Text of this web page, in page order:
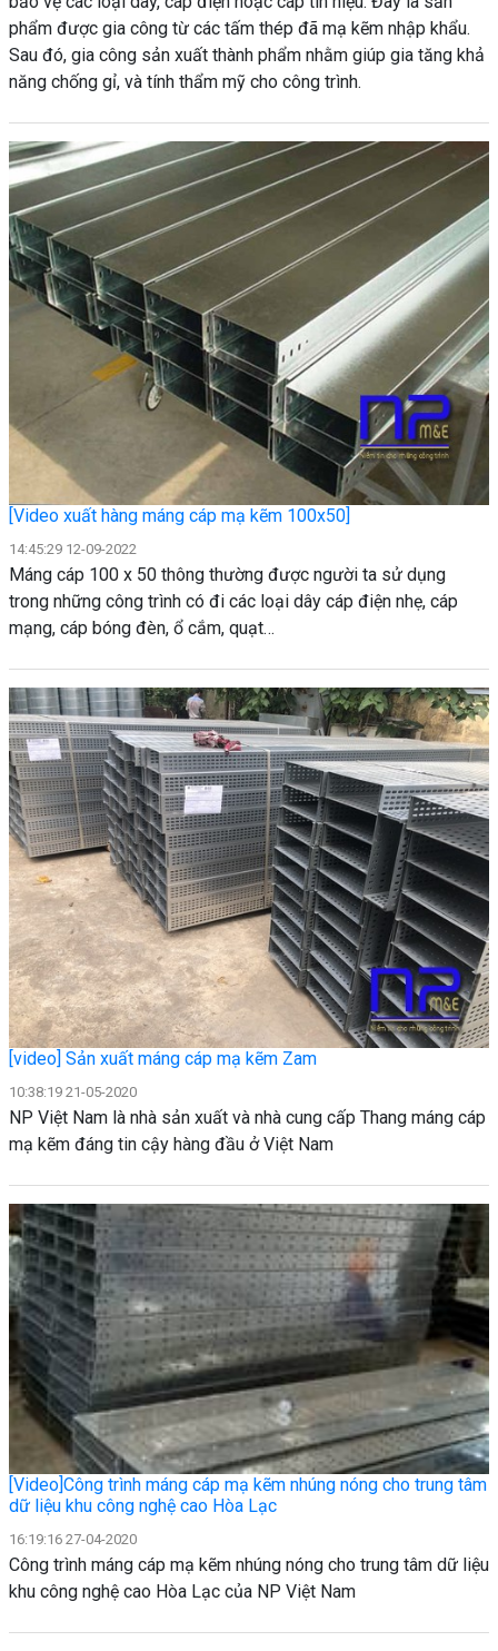
phẩm được gia công từ các tấm thép đã mạ kẽm nhập khẩu.
Sau đó, gia công sản xuất thành phẩm nhằm giúp gia tăng khả
năng chống gỉ, và tính thẩm mỹ cho công trình.
[Video xuất hàng máng cáp mạ kẽm 100x50]
14:45:29 12-09-2022
Máng cáp 100 x 50 thông thường được người ta sử dụng
trong những công trình có đi các loại dây cáp điện nhẹ, cáp
mạng, cáp bóng đèn, ổ cắm, quạt…
[video] Sản xuất máng cáp mạ kẽm Zam
10:38:19 21-05-2020
NP Việt Nam là nhà sản xuất và nhà cung cấp Thang máng cáp
mạ kẽm đáng tin cậy hàng đầu ở Việt Nam
[Video]Công trình máng cáp mạ kẽm nhúng nóng cho trung tâm
dữ liệu khu công nghệ cao Hòa Lạc
16:19:16 27-04-2020
Công trình máng cáp mạ kẽm nhúng nóng cho trung tâm dữ liệu
khu công nghệ cao Hòa Lạc của NP Việt Nam